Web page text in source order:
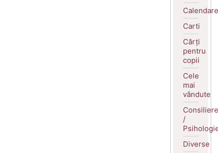
Calendare
Carti
Cărți
pentru
copii
Cele
mai
vândute
Consiliere
/
Diverse